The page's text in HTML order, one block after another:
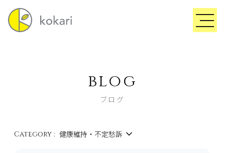
blog
ブログ
Category : 健康維持・不定愁訴